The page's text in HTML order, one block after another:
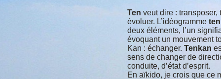
Ten veut dire : transposer,
évoluer. L’idéogramme ten
deux éléments, l’un
évoquant un mouvement
Kan : échanger. Tenkan
sens de changer de
conduite, d’état d’esprit.
En aïkido, je crois que ce